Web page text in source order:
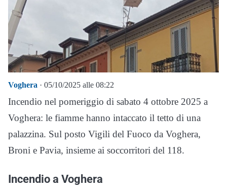
Voghera · 05/10/2025 alle 08:22
Incendio nel pomeriggio di sabato 4 ottobre 2025 a
Voghera: le fiamme hanno intaccato il tetto di una
palazzina. Sul posto Vigili del Fuoco da Voghera,
Broni e Pavia, insieme ai soccorritori del 118.
Incendio a Voghera